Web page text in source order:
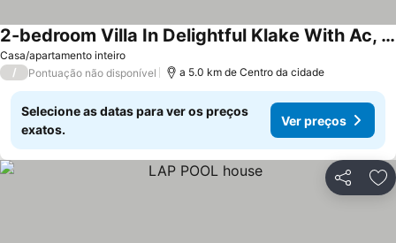
Casa/apartamento inteiro
2-bedroom Villa In Delightful Klake With Ac, Wifi, Heated Pool. Sauna
Ver preços
/ Pontuação não disponível a 5.0 km de Centro da cidade
Selecione as datas para ver os preços
exatos.
Ver preços
Partilhar